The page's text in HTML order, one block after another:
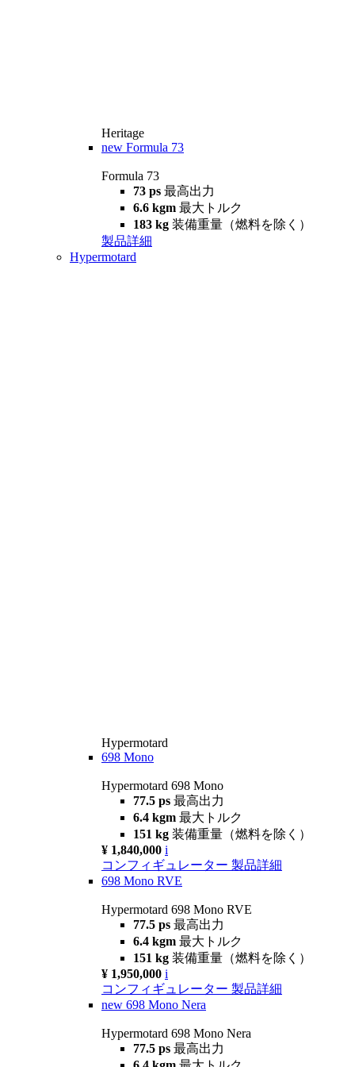
Heritage
new Formula 73
Formula 73
73 ps 最高出力
6.6 kgm 最大トルク
183 kg 装備重量（燃料を除く）
製品詳細
Hypermotard
Hypermotard
698 Mono
Hypermotard 698 Mono
77.5 ps 最高出力
6.4 kgm 最大トルク
151 kg 装備重量（燃料を除く）
¥ 1,840,000 i
コンフィギュレーター 製品詳細
698 Mono RVE
Hypermotard 698 Mono RVE
77.5 ps 最高出力
6.4 kgm 最大トルク
151 kg 装備重量（燃料を除く）
¥ 1,950,000 i
コンフィギュレーター 製品詳細
new 698 Mono Nera
Hypermotard 698 Mono Nera
77.5 ps 最高出力